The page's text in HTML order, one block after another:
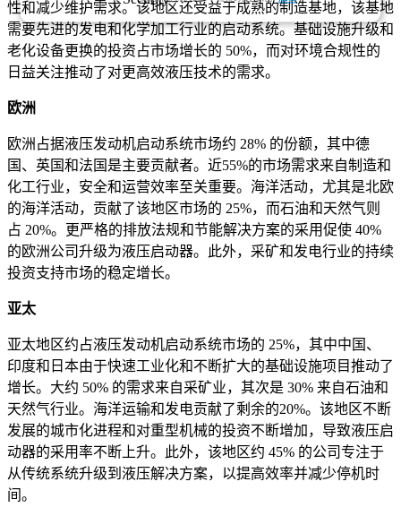
性和减少维护需求。该地区还受益于成熟的制造基地，该基地
需要先进的发电和化学加工行业的启动系统。基础设施升级和
老化设备更换的投资占市场增长的 50%，而对环境合规性的
日益关注推动了对更高效液压技术的需求。
欧洲
欧洲占据液压发动机启动系统市场约 28% 的份额，其中德
国、英国和法国是主要贡献者。近55%的市场需求来自制造和
化工行业，安全和运营效率至关重要。海洋活动，尤其是北欧
的海洋活动，贡献了该地区市场的 25%，而石油和天然气则
占 20%。更严格的排放法规和节能解决方案的采用促使 40%
的欧洲公司升级为液压启动器。此外，采矿和发电行业的持续
投资支持市场的稳定增长。
亚太
亚太地区约占液压发动机启动系统市场的 25%，其中中国、
印度和日本由于快速工业化和不断扩大的基础设施项目推动了
增长。大约 50% 的需求来自采矿业，其次是 30% 来自石油和
天然气行业。海洋运输和发电贡献了剩余的20%。该地区不断
发展的城市化进程和对重型机械的投资不断增加，导致液压启
动器的采用率不断上升。此外，该地区约 45% 的公司专注于
从传统系统升级到液压解决方案，以提高效率并减少停机时
间。